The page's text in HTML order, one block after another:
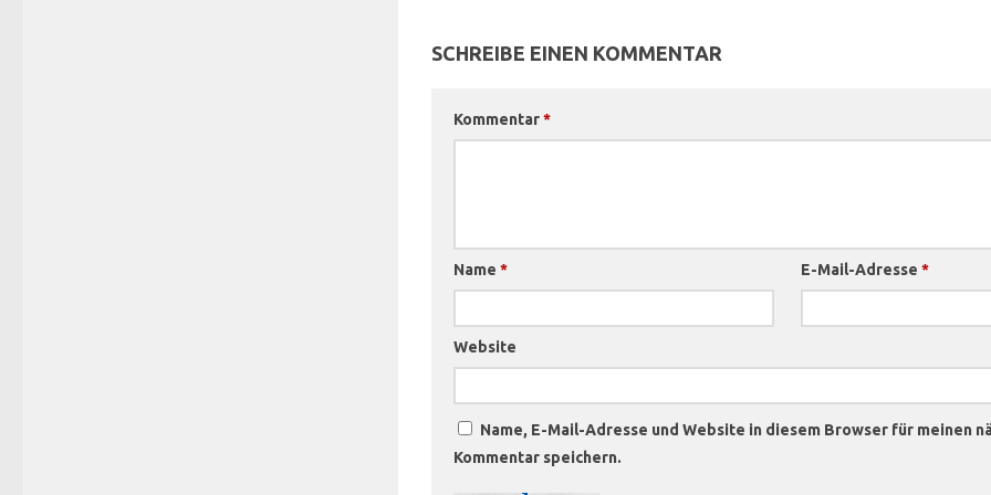
SCHREIBE EINEN KOMMENTAR
Kommentar*
Name * E-Mail-Adresse*
Website
Name, E-Mail-Adresse und Website in diesem Browser für meinen
Kommentar speichern.